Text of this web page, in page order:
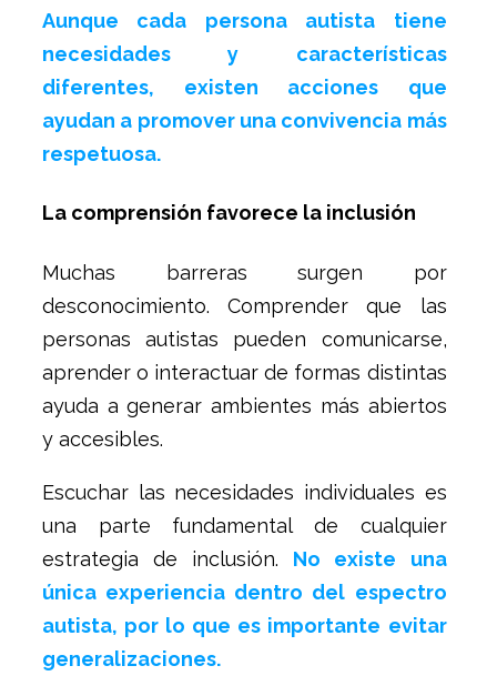
Aunque cada persona autista tiene
necesidades y características
diferentes, existen acciones que
ayudan a promover una convivencia más
respetuosa.
La comprensión favorece la inclusión
Muchas barreras surgen por
desconocimiento. Comprender que las
personas autistas pueden comunicarse,
aprender o interactuar de formas distintas
ayuda a generar ambientes más abiertos
y accesibles.
Escuchar las necesidades individuales es
una parte fundamental de cualquier
estrategia de inclusión. No existe una
única experiencia dentro del espectro
autista, por lo que es importante evitar
generalizaciones.